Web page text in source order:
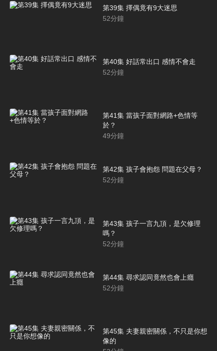
第39集 擇偶竟有9大迷思
52分鐘
第40集 好話常出口 感情不會走
52分鐘
第41集 當孩子面對網路+色情等
於？
49分鐘
第42集 孩子會抱怨 問題在父母？
52分鐘
第43集 孩子一言九頂，是欠修理
嗎？
52分鐘
第44集 尋求認同竟然也會上癮
52分鐘
第45集 夫妻親密關係，不只是你想
像的